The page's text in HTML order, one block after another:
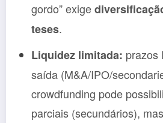
gordo” exige
teses.
Liquidez limitada: prazos
saída (M&A/IPO/
crowdfunding pode
parciais (secundários),